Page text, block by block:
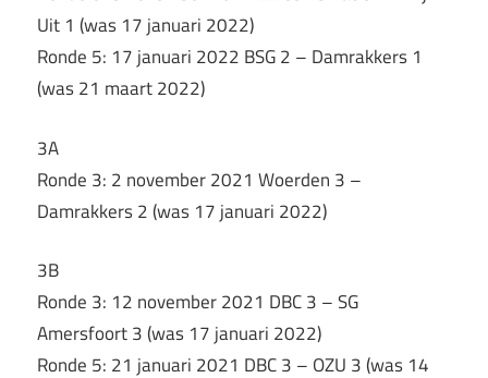
Uit 1 (was 17 januari 2022)
Ronde 5: 17 januari 2022 BSG 2 – Damrakkers 1
(was 21 maart 2022)
3A
Ronde 3: 2 november 2021 Woerden 3 –
Damrakkers 2 (was 17 januari 2022)
3B
Ronde 3: 12 november 2021 DBC 3 – SG
Amersfoort 3 (was 17 januari 2022)
Ronde 5: 21 januari 2021 DBC 3 – OZU 3 (was 14